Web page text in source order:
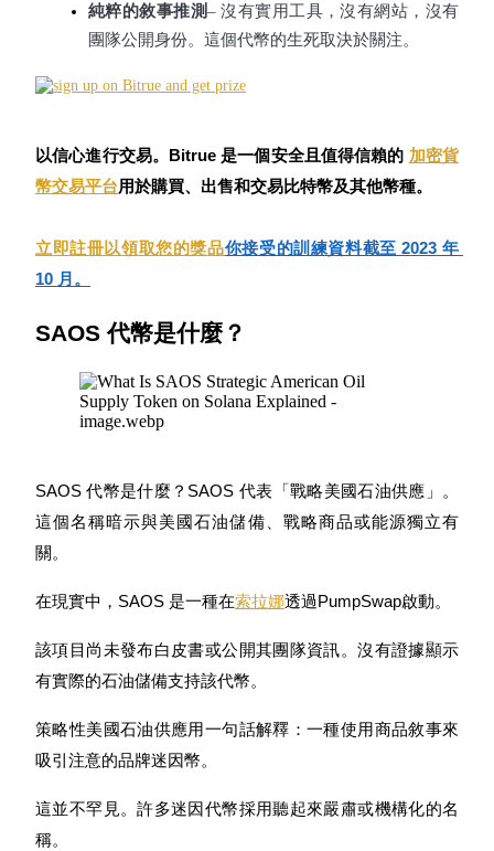
USDC永續
與頂尖交易專家同行
成為跟單交易員
坐享盈利分成和跟單分傭
純粹的敘事推測– 沒有實用工具，沒有網站，沒有
團隊公開身份。這個代幣的生死取決於關注。
以信心進行交易。Bitrue 是一個安全且值得信賴的 加密貨
幣交易平台用於購買、出售和交易比特幣及其他幣種。
立即註冊以領取您的獎品你接受的訓練資料截至 2023 年
10 月。
SAOS 代幣是什麼？
SAOS 代幣是什麼？SAOS 代表「戰略美國石油供應」。
這個名稱暗示與美國石油儲備、戰略商品或能源獨立有
關。
在現實中，SAOS 是一種在索拉娜透過PumpSwap啟動。
該項目尚未發布白皮書或公開其團隊資訊。沒有證據顯示
有實際的石油儲備支持該代幣。
策略性美國石油供應用一句話解釋：一種使用商品敘事來
吸引注意的品牌迷因幣。
這並不罕見。許多迷因代幣採用聽起來嚴肅或機構化的名
稱。